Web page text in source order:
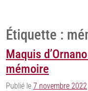
Étiquette :
Maquis
mémoire
Publié le 7 novembre 2022